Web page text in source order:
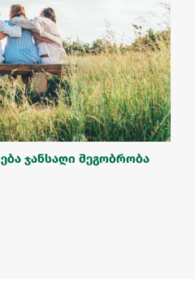
ჯანსაღი მეგობრობა